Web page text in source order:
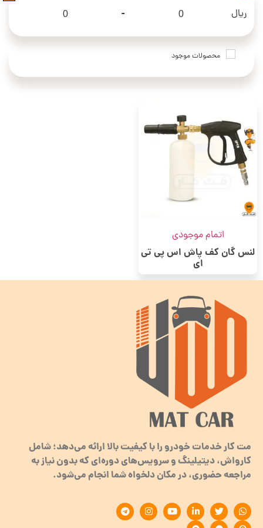
ریال Minimum Price
-
Maximum Price
محصولات موجود
اتمام موجودی
لنس گان کف پاش اس پی تی
ای
مت کار خدمات خودرو را با کیفیت بالا ارائه می‌دهد؛ شامل
کارواش، دیتیلینگ و سرویس‌های دوره‌ای که بدون نیاز به
مراجعه حضوری، در مکان دلخواه شما انجام می‌شود.